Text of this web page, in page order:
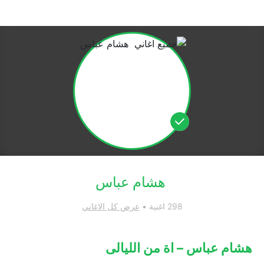
هشام عباس
298 اغنية • عرض كل الاغاني
هشام عباس – اة من الليالى